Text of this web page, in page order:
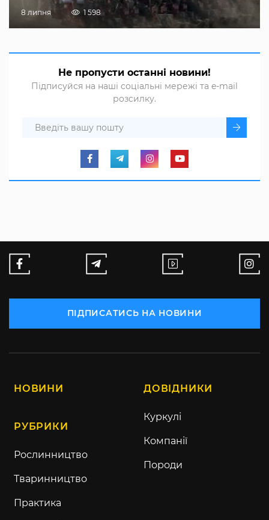
8 липня 1 598
Не пропусти останні новини!
Підписуйся на наші соціальні мережі та e-mail
розсилку.
ПІДПИСАТИСЬ НА НОВИНИ
НОВИНИ
РУБРИКИ
Рослинництво
Тваринництво
Практика
ДОВІДНИКИ
Куркулі
Компанії
Породи